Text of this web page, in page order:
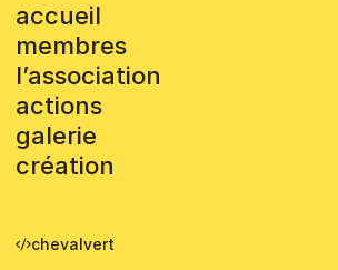
accueil
membres
l’association
actions
galerie
création
chevalvert